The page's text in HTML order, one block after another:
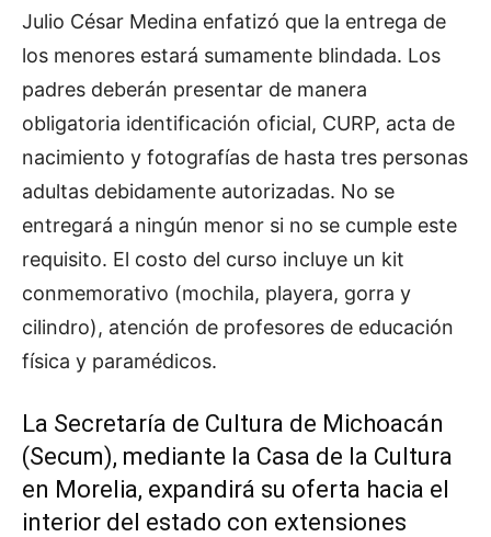
Julio César Medina enfatizó que la entrega de
los menores estará sumamente blindada. Los
padres deberán presentar de manera
obligatoria identificación oficial, CURP, acta de
nacimiento y fotografías de hasta tres personas
adultas debidamente autorizadas. No se
entregará a ningún menor si no se cumple este
requisito. El costo del curso incluye un kit
conmemorativo (mochila, playera, gorra y
cilindro), atención de profesores de educación
física y paramédicos.
La Secretaría de Cultura de Michoacán
(Secum), mediante la Casa de la Cultura
en Morelia, expandirá su oferta hacia el
interior del estado con extensiones